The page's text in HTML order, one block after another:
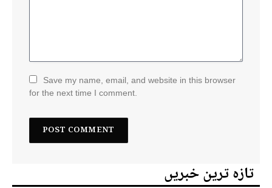
Save my name, email, and website in this browser
for the next time I comment.
تازہ ترین خبریں